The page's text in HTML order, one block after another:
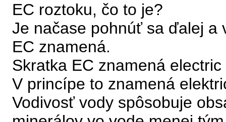
EC roztoku, čo to je?
Je načase pohnúť sa ďalej a
EC znamená.
Skratka EC znamená
V princípe to znamená
Vodivosť vody spôsobuje